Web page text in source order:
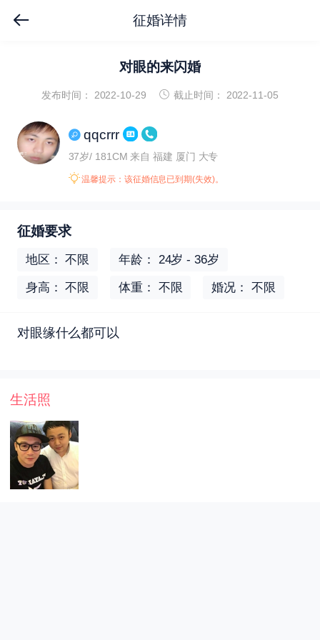
征婚详情
对眼的来闪婚
发布时间： 2022-10-29 截止时间： 2022-11-05
qqcrrr
37岁/ 181CM 来自 福建 厦门 大专
温馨提示：该征婚信息已到期(失效)。
征婚要求
地区： 不限 年龄： 24岁 - 36岁
身高： 不限 体重： 不限 婚况： 不限
对眼缘什么都可以
生活照